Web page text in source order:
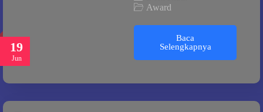
19
Jun
Award
Baca
Selengkapnya